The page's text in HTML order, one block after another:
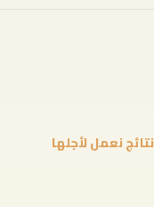
نتائج نعمل لأجلها